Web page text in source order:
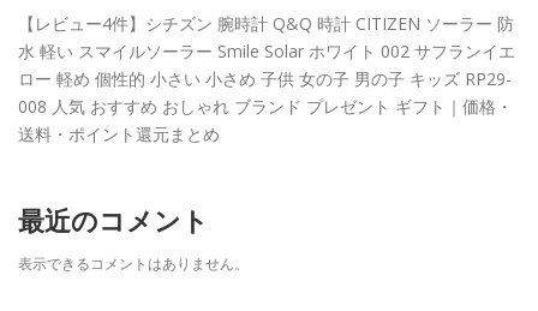
【レビュー4件】シチズン 腕時計 Q&Q 時計 CITIZEN ソーラー 防
水 軽い スマイルソーラー Smile Solar ホワイト 002 サフランイエ
ロー 軽め 個性的 小さい 小さめ 子供 女の子 男の子 キッズ RP29-
008 人気 おすすめ おしゃれ ブランド プレゼント ギフト｜価格・
送料・ポイント還元まとめ
最近のコメント
表示できるコメントはありません。